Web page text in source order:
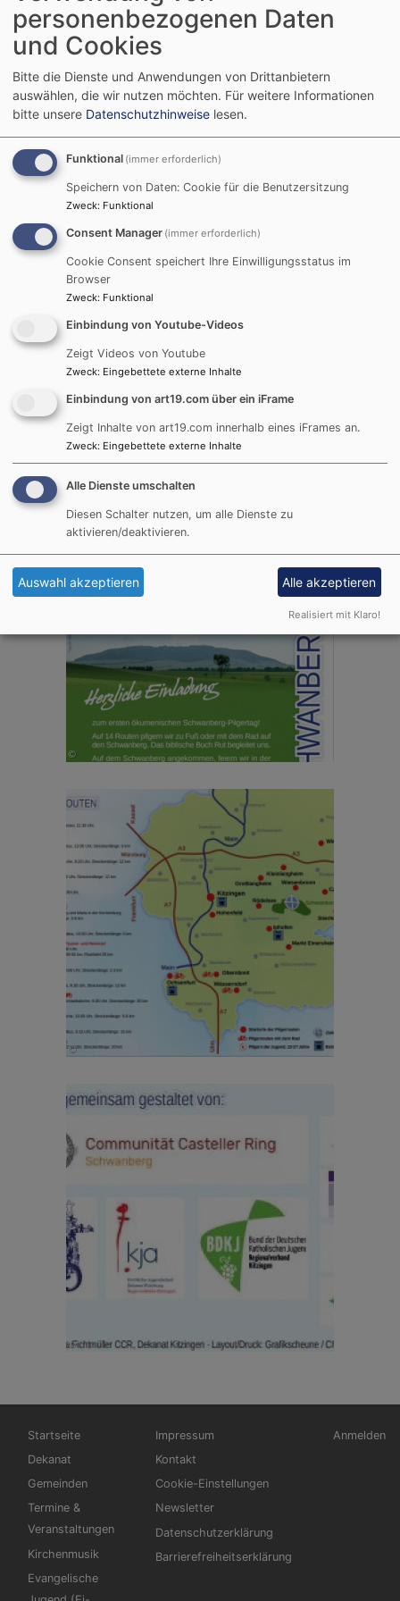
entnehmen Sie bitte dem beiliegenden Plan.
Auf dem Berg kommen alle zusammen und
feiern um 16 Uhr miteinander einen
ökumenischen Gottesdienst. Anschließend
Kappelrangen und bitten um Segen für das
Fränkische Land. Bei einem Imbiss klingt der
Tag aus.
Nähere Informationen und Anmeldung auf der
Homepage der Communität Casteller Ring
und bei Sr. Franziska Fichtmüller CCR
ffichtmueller@ccr-schwanberg.de
09323/ 32125 Anrufbeantworter)
Diejenigen, die für den Rückweg zum
Ausgangspunkt des Pilgerweges eine
Fahrgemeinschaft nutzen möchten, bitten wir,
dies bei der Anmeldung mit anzugeben.
Hauptnavigation
Startseite
Dekanat
Gemeinden
Termine &
Veranstaltungen
Kirchenmusik
Evangelische
Fußbereichsmenü
Impressum
Kontakt
Cookie-Einstellungen
Newsletter
Datenschutzerklärung
Barrierefreiheitserklärung
Anmelden
personenbezogenen Daten
und Cookies
Bitte die Dienste und Anwendungen von Drittanbietern
auswählen, die wir nutzen möchten. Für weitere Informationen
bitte unsere Datenschutzhinweise lesen.
Funktional (immer erforderlich)
Speichern von Daten: Cookie für die Benutzersitzung
Zweck: Funktional
Consent Manager (immer erforderlich)
Cookie Consent speichert Ihre Einwilligungsstatus im
Browser
Zweck: Funktional
Einbindung von Youtube-Videos
Zeigt Videos von Youtube
Zweck: Eingebettete externe Inhalte
Einbindung von art19.com über ein iFrame
Zeigt Inhalte von art19.com innerhalb eines iFrames an.
Zweck: Eingebettete externe Inhalte
Alle Dienste umschalten
Diesen Schalter nutzen, um alle Dienste zu
aktivieren/deaktivieren.
Auswahl akzeptieren Alle akzeptieren
Realisiert mit Klaro!